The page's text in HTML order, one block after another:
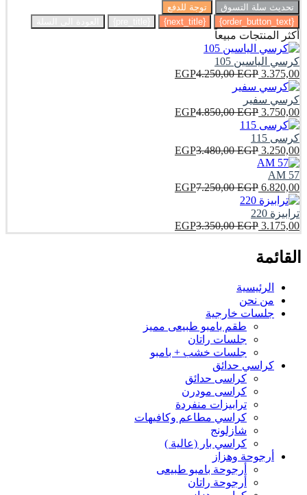
تحديث سلة التسوق
توجة للدفع
{order_button_text}
{next_title}
{pre_title} العودة الى السلة
أكثر المنتجات مبيعاً
كرسي الياسين 105
3.375,00
EGP4.250,00EGP
كرسي سفير
3.750,00
EGP4.850,00EGP
كرسى 115
3.250,00
EGP3.480,00EGP
AM 57
6.820,00
EGP7.250,00EGP
ترابيزة 220
3.175,00
EGP3.350,00EGP
القائمة
الرئيسية
من نحن
جلسات خارجية
طقم بامبو طبيعى مميز
جلسات راتان
جلسات خشب + بامبو
كراسي حدائق
كراسى حدائق
كراسى مودرن
ترابيزات منفردة
كراسي مطاعم وكافيهات
شازلونج
كراسي بار (عالية )
أرجوحة وهزاز
أرجوحة بامبو طبيعى
أرجوحة راتان